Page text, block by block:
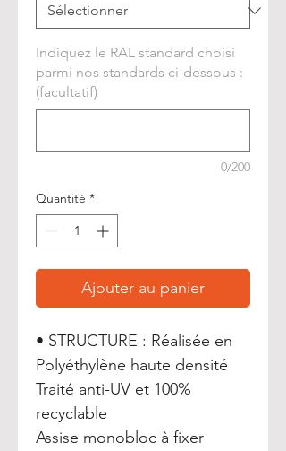
Indiquez le RAL standard choisi
parmi nos standards ci-dessous :
(facultatif)
0/200
Quantité *
Ajouter au panier
• STRUCTURE : Réalisée en
Polyéthylène haute densité
Traité anti-UV et 100%
recyclable
Assise monobloc à fixer